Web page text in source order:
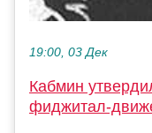
19:00, 03 Дек
Кабмин
фиджитал-